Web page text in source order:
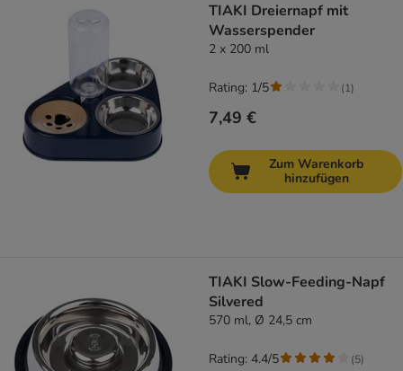
TIAKI Dreiernapf mit
Wasserspender
2 x 200 ml
7,49 €
Rating: 1/5 (1)
Zum Warenkorb
hinzufügen
TIAKI Slow-Feeding-Napf
Silvered
570 ml, Ø 24,5 cm
Rating: 4.4/5 (5)